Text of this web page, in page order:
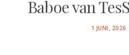
Baboe van
POSTED
1 JUNI, 2026